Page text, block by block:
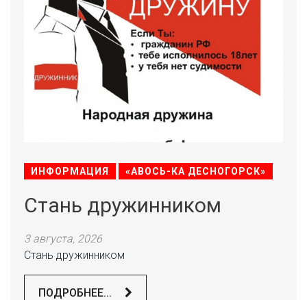
ИНФОРМАЦИЯ «АВОСЬ-КА ДЕСНОГОРСК»
Стань дружинником
3 августа, 2026
Стань дружинником
ПОДРОБНЕЕ...